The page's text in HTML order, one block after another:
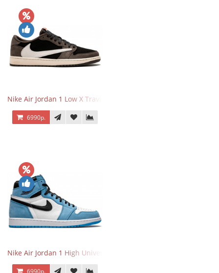
Nike Air Jordan 1 Low X Travis Scott
6990р.
Nike Air Jordan 1 High University Blue
6990р.